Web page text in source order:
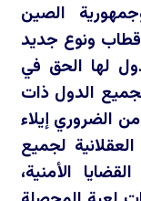
الصين
ونوع جديد
لها الحق في
الدول ذات
الضروري إيلاء
لجميع
الأمنية،